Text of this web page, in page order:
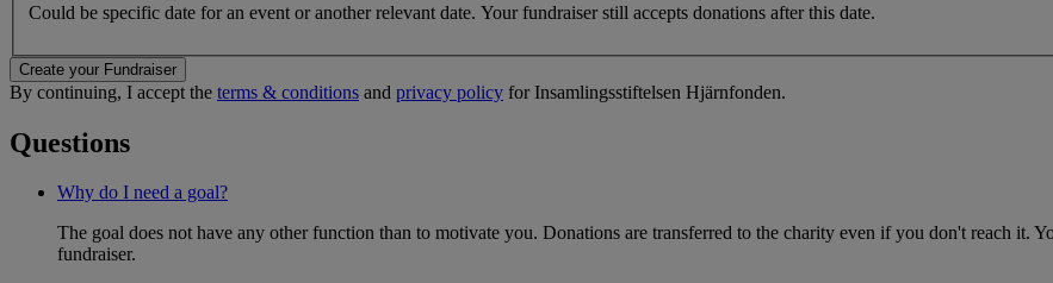
Could be specific date for an event or another relevant date. Your fundraiser still accepts donations after this date.
Create your Fundraiser
By continuing, I accept the terms & conditions and privacy policy for Insamlingsstiftelsen Hjärnfonden.
Questions
Why do I need a goal?
The goal does not have any other function than to motivate you. Donations are transferred to the charity even if you don't reach it.
fundraiser.